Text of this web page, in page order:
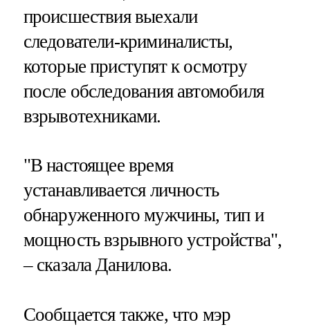
происшествия выехали
следователи-криминалисты,
которые приступят к осмотру
после обследования автомобиля
взрывотехниками.
"В настоящее время
устанавливается личность
обнаруженного мужчины, тип и
мощность взрывного устройства",
– сказала Данилова.
Сообщается также, что мэр